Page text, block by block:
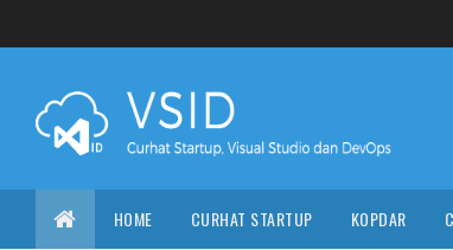
HOME CURHAT STARTUP KOPDAR